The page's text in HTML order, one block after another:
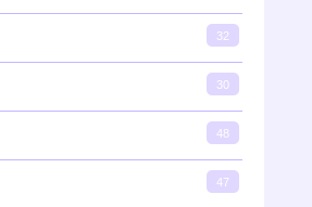
32
30
48
47